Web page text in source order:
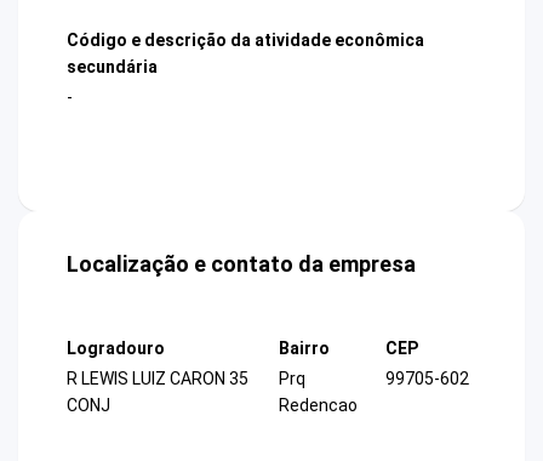
Código e descrição da atividade econômica
secundária
-
Localização e contato da empresa
Logradouro
R LEWIS LUIZ CARON 35
CONJ
Bairro
Prq
Redencao
CEP
99705-602